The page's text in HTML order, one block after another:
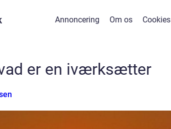
Annoncering Om os Cookies
er en iværksætter